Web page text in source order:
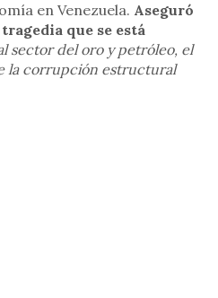
en Venezuela. Aseguró
que se está
sector del oro y petróleo, el
la corrupción estructural